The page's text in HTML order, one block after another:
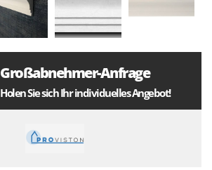
Großabnehmer-Anfrage
Holen Sie sich Ihr individuelles Angebot!